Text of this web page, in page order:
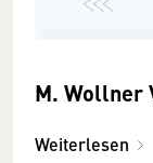
M. Wollner
Weiterlesen